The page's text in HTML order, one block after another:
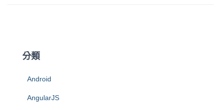
分類
Android
AngularJS